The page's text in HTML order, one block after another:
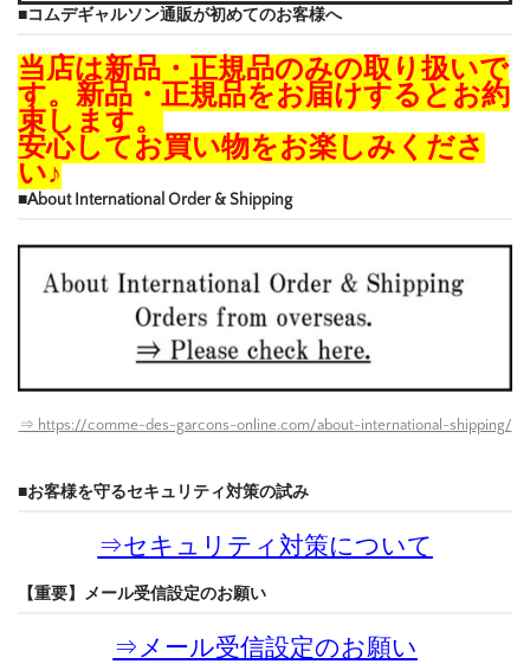
■コムデギャルソン通販が初めてのお客様へ
当店は新品・正規品のみの取り扱いで
す。新品・正規品をお届けするとお約
束します。
安心してお買い物をお楽しみくださ
い♪
■About International Order & Shipping
⇒ https://comme-des-garcons-online.com/about-international-shipping/
■お客様を守るセキュリティ対策の試み
⇒セキュリティ対策について
【重要】メール受信設定のお願い
⇒メール受信設定のお願い